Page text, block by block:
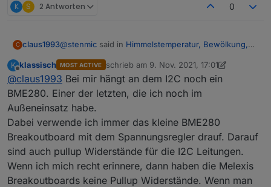
K S 2 Antworten 0
C claus1993@stenmic said in Himmelstemperatur, Bewölkung,
@klassisch
Erstmal Danke für deine ausführliche
Bei mir geht ESP Easy problemlos, der Sensor
ist schon im Paket drin.
Ich musste lediglich auf "Force Slow I2C
speed" stellen.
Hatte es schon versucht aber leider hat es bei mir
nicht geklappt. Denke ich werde es noch mal
angehen...
Hast du den Sensor direkt an den ESP
angeschlossen oder noch irgendwelche
Wiederstände dazwischen geschaltet?
Sind an dem ESP noch weitere I2C Sensoren
angeschlossen?
K
Offline
klassisch MOST ACTIVE schrieb am 9. Nov. 2021, 17:01
zuletzt editiert von klassisch11. Sept. 2021,
@claus1993 Bei mir hängt an dem I2C noch ein
BME280. Einer der letzten, die ich noch im
Außeneinsatz habe.
Dabei verwende ich immer das kleine BME280
Breakoutboard mit dem Spannungsregler drauf. Darauf
sind auch pullup Widerstände für die I2C Leitungen.
Wenn ich mich recht erinnere, dann haben die Melexis
Breakoutboards keine Pullup Widerstände. Wenn man